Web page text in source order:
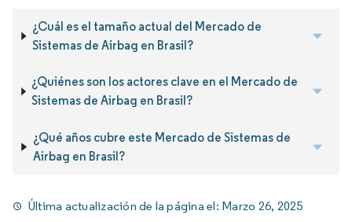
¿Cuál es el tamaño actual del Mercado de
Sistemas de Airbag en Brasil?
¿Quiénes son los actores clave en el Mercado de
Sistemas de Airbag en Brasil?
¿Qué años cubre este Mercado de Sistemas de
Airbag en Brasil?
Última actualización de la página el: Marzo 26, 2025